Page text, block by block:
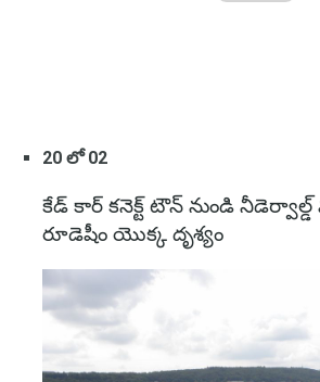
20 లో 02
కేడ్ కార్ కనెక్ట్ టౌన్ నుండి
రూడెషీం యొక్క దృశ్యం